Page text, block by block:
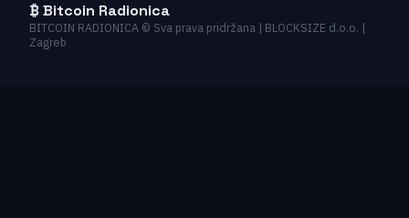
₿ Bitcoin Radionica
BITCOIN RADIONICA © Sva prava pridržana | BLOCKSIZE d.o.o. |
Zagreb